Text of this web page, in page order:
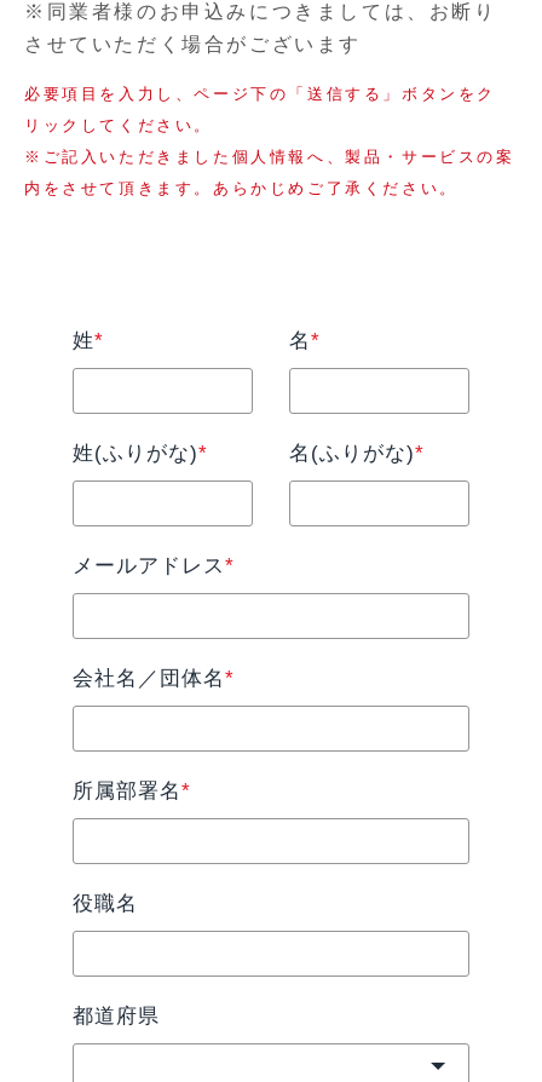
※同業者様のお申込みにつきましては、お断り
させていただく場合がございます
必要項目を入力し、ページ下の「送信する」ボタンをク
リックしてください。
※ご記入いただきました個人情報へ、製品・サービスの案
内をさせて頂きます。あらかじめご了承ください。
姓* 名*
姓(ふりがな)* 名(ふりがな)*
メールアドレス *
会社名／団体名*
所属部署名*
役職名
都道府県